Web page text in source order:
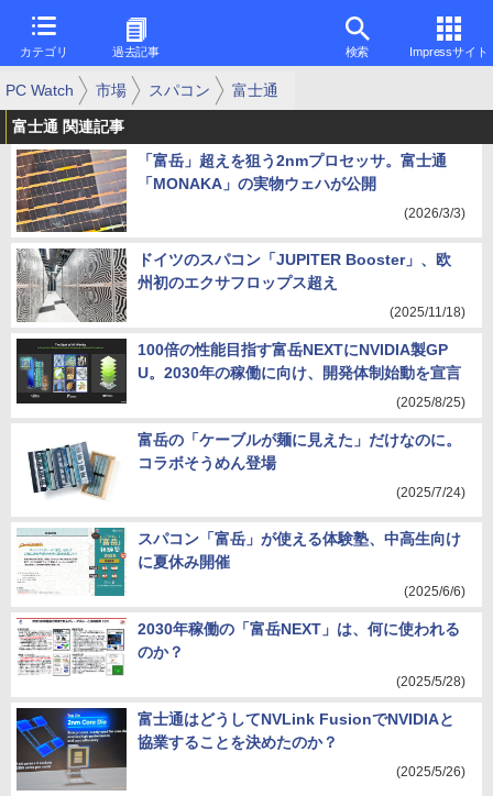
カテゴリ 過去記事 検索 Impressサイト
PC Watch 市場 スパコン 富士通
富士通 関連記事
「富岳」超えを狙う2nmプロセッサ。富士通
「MONAKA」の実物ウェハが公開
(2026/3/3)
ドイツのスパコン「JUPITER Booster」、欧
州初のエクサフロップス超え
(2025/11/18)
100倍の性能目指す富岳NEXTにNVIDIA製GP
U。2030年の稼働に向け、開発体制始動を宣言
(2025/8/25)
富岳の「ケーブルが麺に見えた」だけなのに。
コラボそうめん登場
(2025/7/24)
スパコン「富岳」が使える体験塾、中高生向け
に夏休み開催
(2025/6/6)
2030年稼働の「富岳NEXT」は、何に使われる
のか？
(2025/5/28)
富士通はどうしてNVLink FusionでNVIDIAと
協業することを決めたのか？
(2025/5/26)